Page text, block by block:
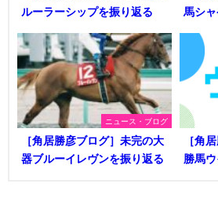
ルーラーシップを振り返る
馬シ
ニュース・ブログ
［角居勝彦ブログ］未完の大
器ブルーイレヴンを振り返る
［角
勝馬